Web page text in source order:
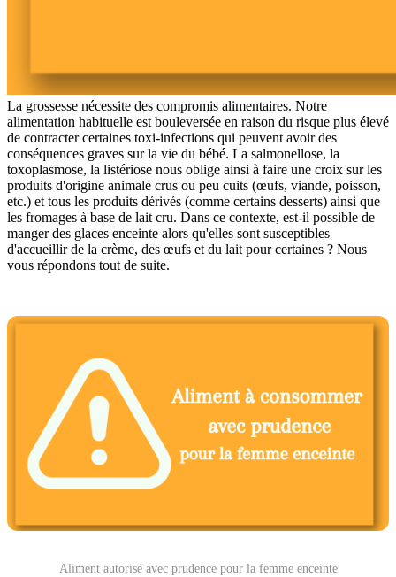
La grossesse nécessite des compromis alimentaires. Notre
alimentation habituelle est bouleversée en raison du risque plus élevé
de contracter certaines toxi-infections qui peuvent avoir des
conséquences graves sur la vie du bébé. La salmonellose, la
toxoplasmose, la listériose nous oblige ainsi à faire une croix sur les
produits d'origine animale crus ou peu cuits (œufs, viande, poisson,
etc.) et tous les produits dérivés (comme certains desserts) ainsi que
les fromages à base de lait cru. Dans ce contexte, est-il possible de
manger des glaces enceinte alors qu'elles sont susceptibles
d'accueillir de la crème, des œufs et du lait pour certaines ? Nous
vous répondons tout de suite.
Aliment autorisé avec prudence pour la femme enceinte